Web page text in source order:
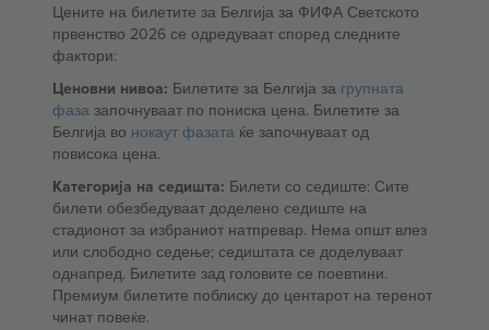
Цените на билетите за Белгија за ФИФА Светското
првенство 2026 се одредуваат според следните
фактори:
Ценовни нивоа: Билетите за Белгија за групната
фаза започнуваат по пониска цена. Билетите за
Белгија во нокаут фазата ќе започнуваат од
повисока цена.
Категорија на седишта: Билети со седиште: Сите
билети обезбедуваат доделено седиште на
стадионот за избраниот натпревар. Нема општ влез
или слободно седење; седиштата се доделуваат
однапред. Билетите зад головите се поевтини.
Премиум билетите поблиску до центарот на теренот
чинат повеќе.